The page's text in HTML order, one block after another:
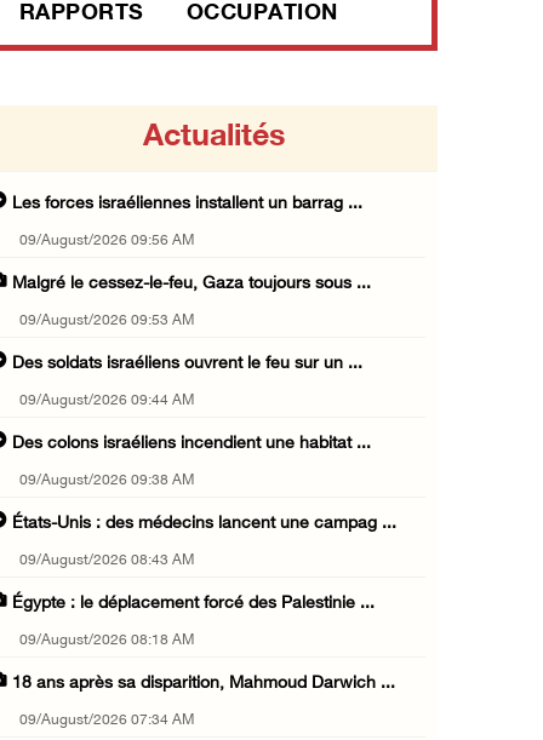
RAPPORTS OCCUPATION
Actualités
Les forces israéliennes installent un barrag ...
09/August/2026 09:56 AM
Malgré le cessez-le-feu, Gaza toujours sous ...
09/August/2026 09:53 AM
Des soldats israéliens ouvrent le feu sur un ...
09/August/2026 09:44 AM
Des colons israéliens incendient une habitat ...
09/August/2026 09:38 AM
États-Unis : des médecins lancent une campag ...
09/August/2026 08:43 AM
Égypte : le déplacement forcé des Palestinie ...
09/August/2026 08:18 AM
18 ans après sa disparition, Mahmoud Darwich ...
09/August/2026 07:34 AM